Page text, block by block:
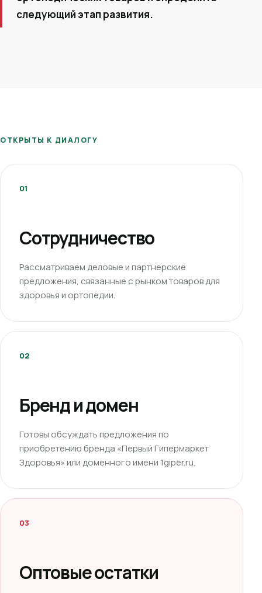
следующий этап развития.
ОТКРЫТЫ К ДИАЛОГУ
01
Сотрудничество
Рассматриваем деловые и партнерские
предложения, связанные с рынком товаров для
здоровья и ортопедии.
02
Бренд и домен
Готовы обсуждать предложения по
приобретению бренда «Первый Гипермаркет
Здоровья» или доменного имени 1giper.ru.
03
Оптовые остатки